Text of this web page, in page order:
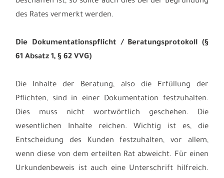
des Rates vermerkt werden.
Die Dokumentationspflicht / Beratungsprotokoll (§
61 Absatz 1, § 62 VVG)
Die Inhalte der Beratung, also die Erfüllung der
Pflichten, sind in einer Dokumentation festzuhalten.
Dies muss nicht wortwörtlich geschehen. Die
wesentlichen Inhalte reichen. Wichtig ist es, die
Entscheidung des Kunden festzuhalten, vor allem,
wenn diese von dem erteilten Rat abweicht. Für einen
Urkundenbeweis ist auch eine Unterschrift hilfreich.